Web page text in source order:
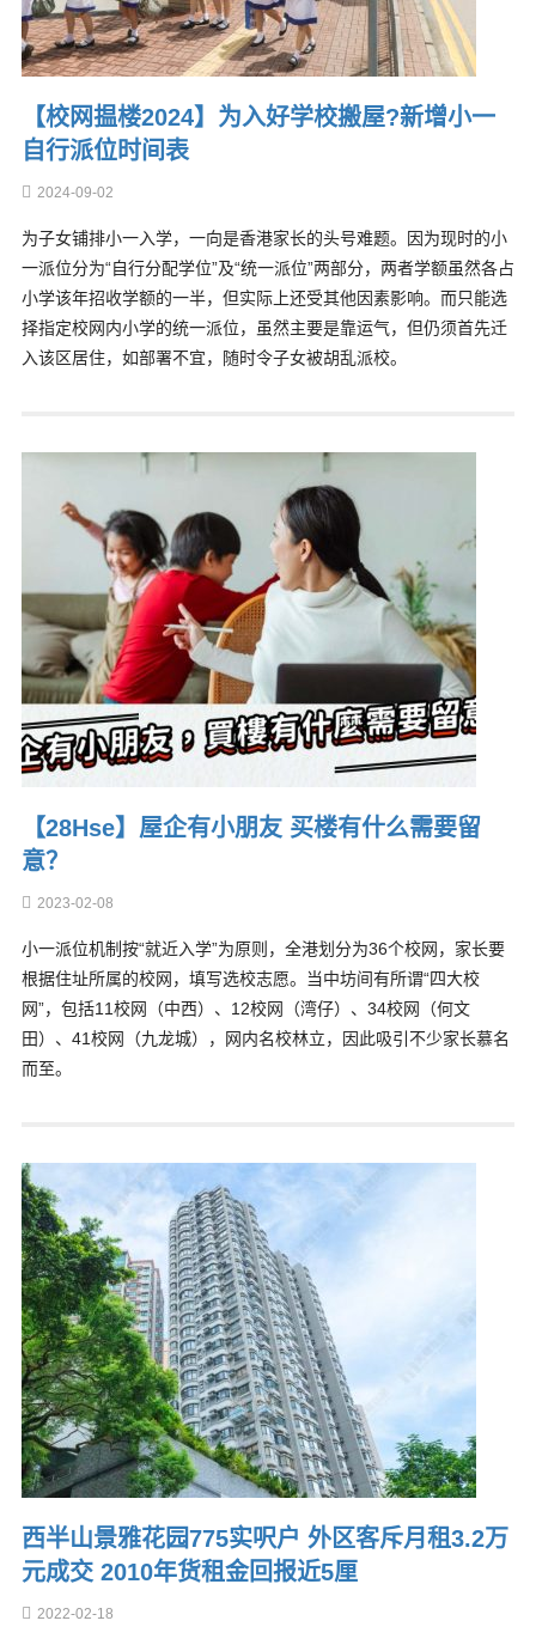
【校网揾楼2024】为入好学校搬屋?新增小一
自行派位时间表
2024-09-02
为子女铺排小一入学，一向是香港家长的头号难题。因为现时的小
一派位分为“自行分配学位”及“统一派位”两部分，两者学额虽然各占
小学该年招收学额的一半，但实际上还受其他因素影响。而只能选
择指定校网内小学的统一派位，虽然主要是靠运气，但仍须首先迁
入该区居住，如部署不宜，随时令子女被胡乱派校。
【28Hse】屋企有小朋友 买楼有什么需要留
意？
2023-02-08
小一派位机制按“就近入学”为原则，全港划分为36个校网，家长要
根据住址所属的校网，填写选校志愿。当中坊间有所谓“四大校
网”，包括11校网（中西）、12校网（湾仔）、34校网（何文
田）、41校网（九龙城），网内名校林立，因此吸引不少家长慕名
而至。
西半山景雅花园775实呎户 外区客斥月租3.2万
元成交 2010年货租金回报近5厘
2022-02-18